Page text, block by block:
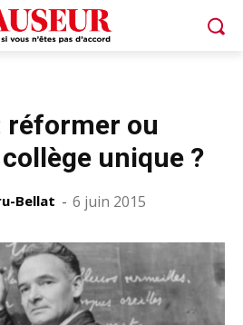
réformer ou
unique ?
Bellat - 6 juin 2015